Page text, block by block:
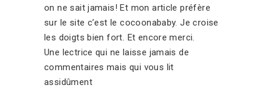
on ne sait jamais! Et mon article préfère
sur le site c’est le cocoonababy. Je croise
les doigts bien fort. Et encore merci.
Une lectrice qui ne laisse jamais de
commentaires mais qui vous lit
assidûment